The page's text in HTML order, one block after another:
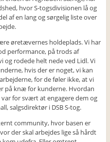
hvor S-togsdivisionen lå og
af en lang og sørgelig liste over
øretævernes holdeplads. Vi har
performance, på trods af
og rodede helt nede ved Lidl. Vi
hvis der er noget, vi kan
for de føler ikke, at vi
på knæ for kunderne. Hvordan
for svært at engagere dem og
salgsdirektør i DSB S-tog.
community, hvor basen er
der skal arbejdes lige så hårdt